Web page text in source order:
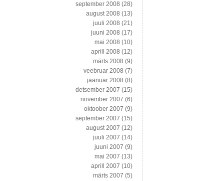
september 2008 (28)
august 2008 (13)
juuli 2008 (21)
juuni 2008 (17)
mai 2008 (10)
aprill 2008 (12)
märts 2008 (9)
veebruar 2008 (7)
jaanuar 2008 (8)
detsember 2007 (15)
november 2007 (6)
oktoober 2007 (9)
september 2007 (15)
august 2007 (12)
juuli 2007 (14)
juuni 2007 (9)
mai 2007 (13)
aprill 2007 (10)
märts 2007 (5)